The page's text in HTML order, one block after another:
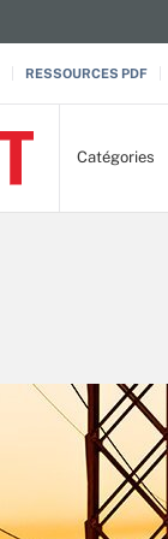
RESSOURCES PDF
Catégories